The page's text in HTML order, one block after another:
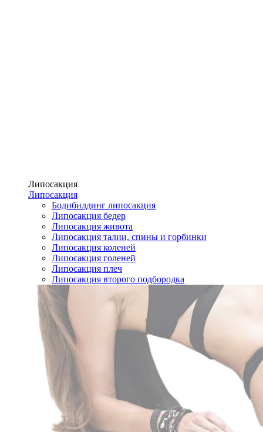
Липосакция
Липосакция
Бодибилдинг липосакция
Липосакция бедер
Липосакция живота
Липосакция талии, спины и горбинки
Липосакция коленей
Липосакция голеней
Липосакция плеч
Липосакция второго подбородка